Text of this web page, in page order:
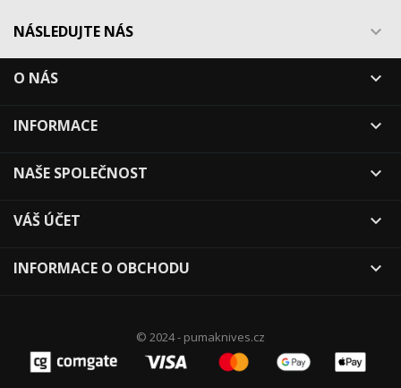
NÁSLEDUJTE NÁS 
O NÁS 
INFORMACE 
NAŠE SPOLEČNOST 
VÁŠ ÚČET 
INFORMACE O OBCHODU 
© 2024 - pumaknives.cz